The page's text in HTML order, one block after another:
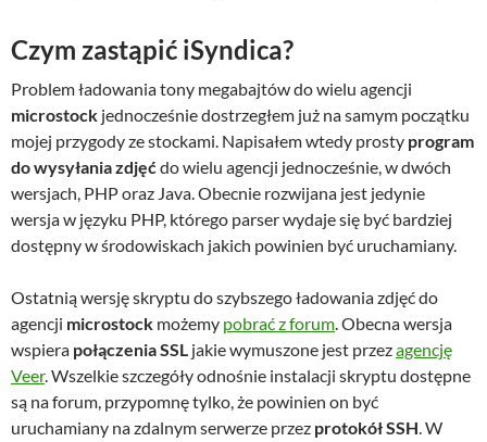
Czym zastąpić iSyndica?
Problem ładowania tony megabajtów do wielu agencji
microstock jednocześnie dostrzegłem już na samym początku
mojej przygody ze stockami. Napisałem wtedy prosty program
do wysyłania zdjęćdo wielu agencji jednocześnie, w dwóch
wersjach, PHP oraz Java. Obecnie rozwijana jest jedynie
wersja w języku PHP, którego parser wydaje się być bardziej
dostępny w środowiskach jakich powinien być uruchamiany.
Ostatnią wersję skryptu do szybszego ładowania zdjęć do
agencji microstock możemy pobrać z forum. Obecna wersja
wspiera połączenia SSL jakie wymuszone jest przezagencję
Veer. Wszelkie szczegóły odnośnie instalacji skryptu dostępne
są na forum, przypomnę tylko, że powinien on być
uruchamiany na zdalnym serwerze przez protokół SSH. W